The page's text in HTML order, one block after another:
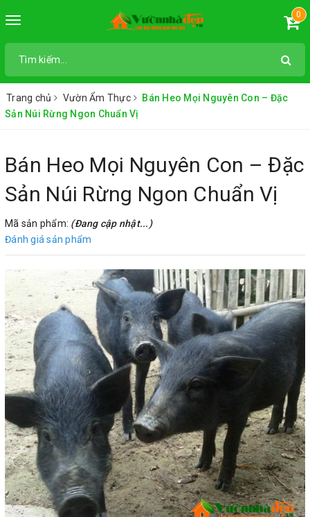
Toggle
0
Trang chủ Vườn Ẩm Thực
Bán Heo Mọi Nguyên Con – Đặc
Sản Núi Rừng Ngon Chuẩn Vị
Bán Heo Mọi Nguyên Con – Đặc
Sản Núi Rừng Ngon Chuẩn Vị
Mã sản phẩm: (Đang cập nhật...)
Đánh giá sản phẩm